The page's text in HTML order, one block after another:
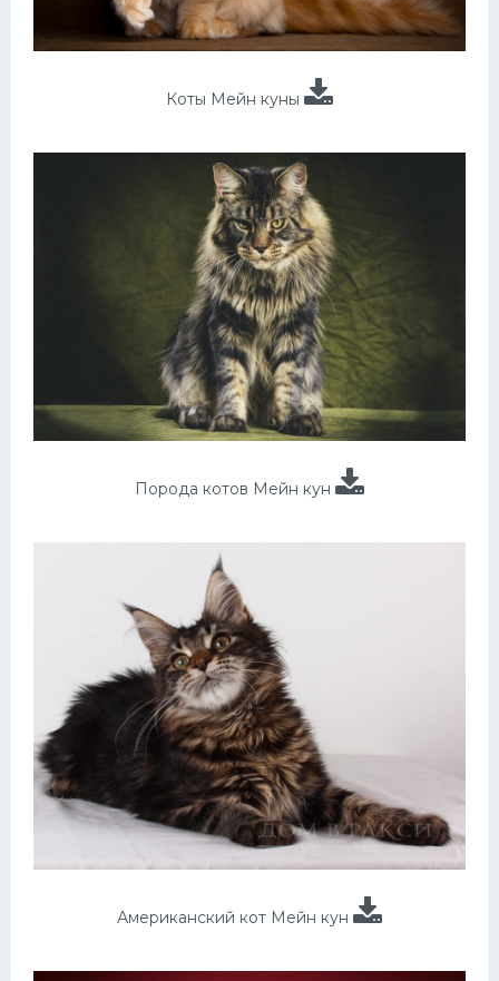
Коты Мейн куны
Порода котов Мейн кун
Американский кот Мейн кун